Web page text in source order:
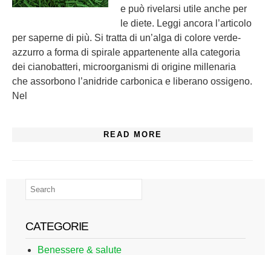
e può rivelarsi utile anche per
le diete. Leggi ancora l’articolo
per saperne di più. Si tratta di un’alga di colore verde-
azzurro a forma di spirale appartenente alla categoria
dei cianobatteri, microorganismi di origine millenaria
che assorbono l’anidride carbonica e liberano ossigeno.
Nel
READ MORE
CATEGORIE
Benessere & salute